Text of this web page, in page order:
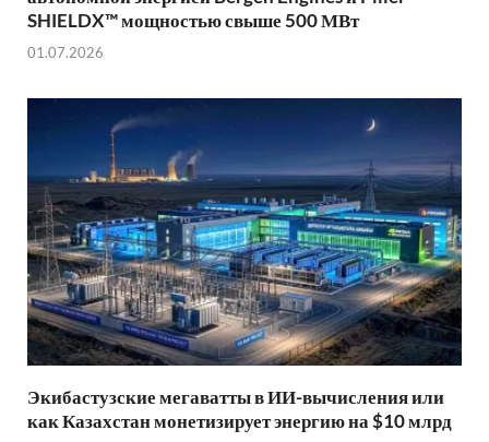
SHIELDX™ мощностью свыше 500 МВт
01.07.2026
Экибастузские мегаватты в ИИ-вычисления или
как Казахстан монетизирует энергию на $10 млрд